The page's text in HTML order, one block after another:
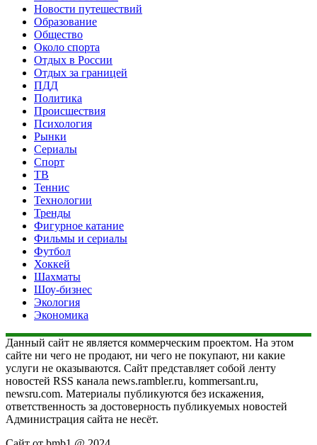
Новости путешествий
Образование
Общество
Около спорта
Отдых в России
Отдых за границей
ПДД
Политика
Происшествия
Психология
Рынки
Сериалы
Спорт
ТВ
Теннис
Технологии
Тренды
Фигурное катание
Фильмы и сериалы
Футбол
Хоккей
Шахматы
Шоу-бизнес
Экология
Экономика
Данный сайт не является коммерческим проектом. На этом
сайте ни чего не продают, ни чего не покупают, ни какие
услуги не оказываются. Сайт представляет собой ленту
новостей RSS канала news.rambler.ru, kommersant.ru,
newsru.com. Материалы публикуются без искажения,
ответственность за достоверность публикуемых новостей
Администрация сайта не несёт.